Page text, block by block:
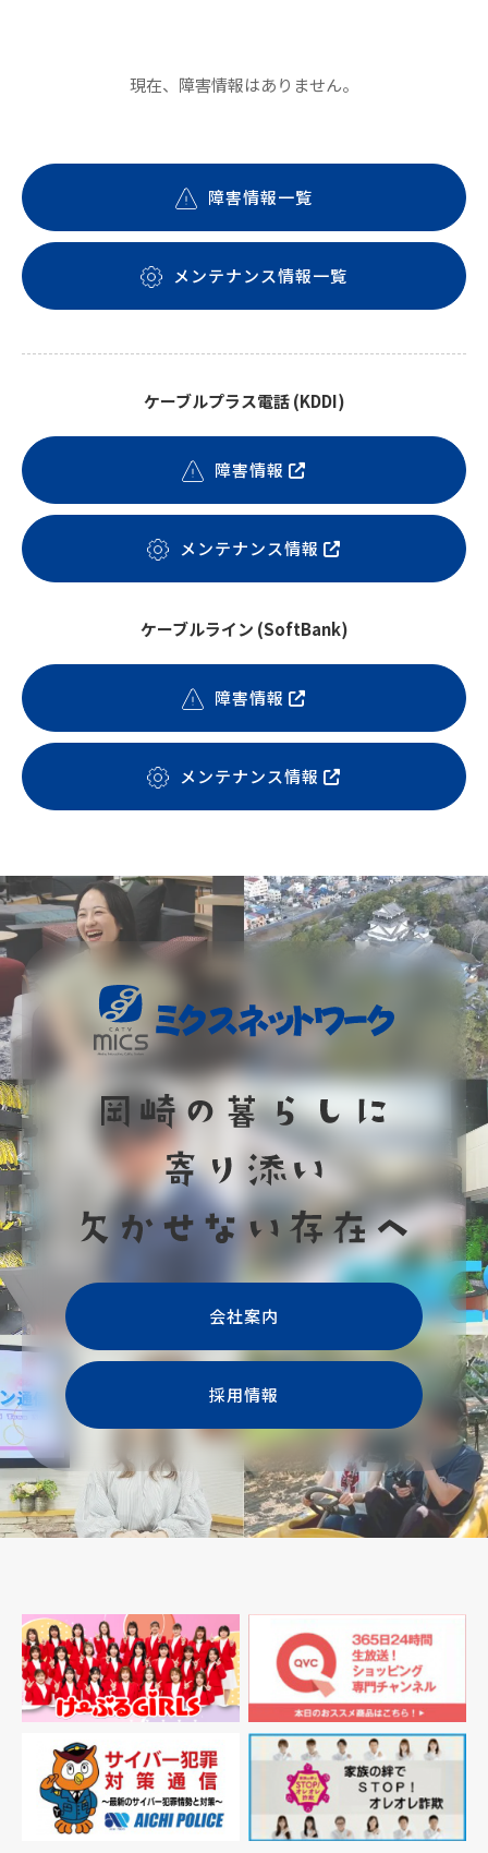
現在、障害情報はありません。
障害情報一覧
メンテナンス情報一覧
ケーブルプラス電話 (KDDI)
障害情報
メンテナンス情報
ケーブルライン (SoftBank)
障害情報
メンテナンス情報
会社案内
採用情報